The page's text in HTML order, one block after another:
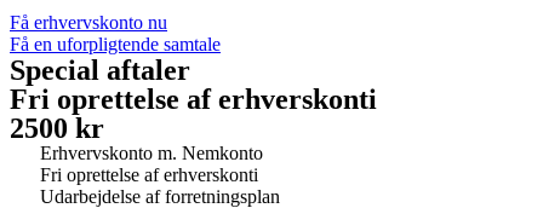
Få erhvervskonto nu
Få en uforpligtende samtale
Special aftaler
Fri oprettelse af erhverskonti
2500 kr
Erhvervskonto m. Nemkonto
Fri oprettelse af erhverskonti
Udarbejdelse af forretningsplan